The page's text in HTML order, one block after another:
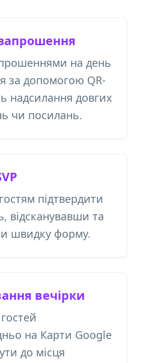
на день
за допомогою QR-
надсилання довгих
чи посилань.
підтвердити
відсканувавши та
швидку форму.
вечірки
на Карти Google
до місця